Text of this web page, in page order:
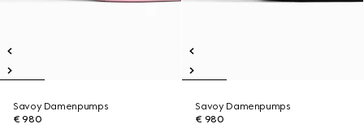
Savoy Damenpumps
€ 980
Savoy Damenpumps
€ 980